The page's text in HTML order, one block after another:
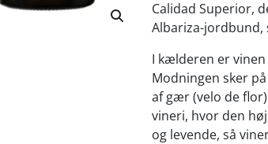
Calidad Superior,
Albariza-jordbund,
I kælderen er
Modningen sker
af gær (velo de
vineri, hvor den
og levende, så